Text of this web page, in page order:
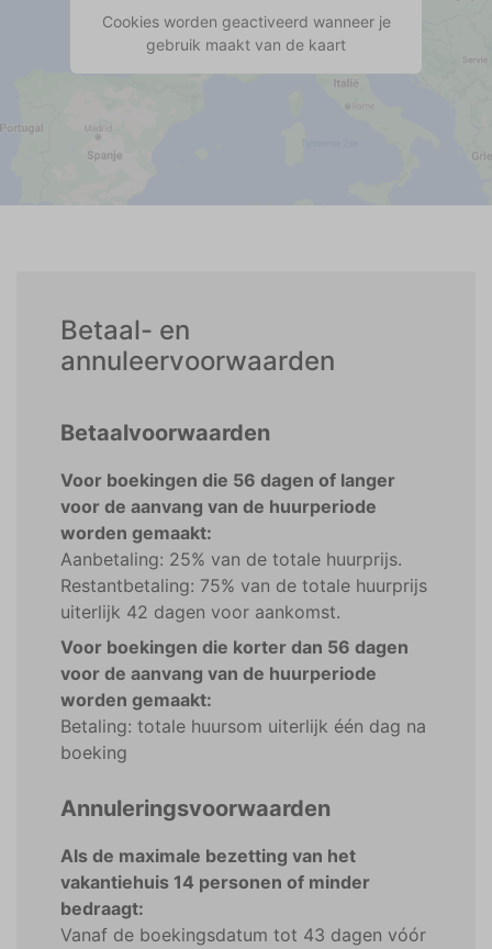
Cookies worden geactiveerd wanneer je
gebruik maakt van de kaart
Betaal- en
annuleervoorwaarden
Betaalvoorwaarden
Voor boekingen die 56 dagen of langer
voor de aanvang van de huurperiode
worden gemaakt:
Aanbetaling: 25% van de totale huurprijs.
Restantbetaling: 75% van de totale huurprijs
uiterlijk 42 dagen voor aankomst.
Voor boekingen die korter dan 56 dagen
voor de aanvang van de huurperiode
worden gemaakt:
Betaling: totale huursom uiterlijk één dag na
boeking
Annuleringsvoorwaarden
Als de maximale bezetting van het
vakantiehuis 14 personen of minder
bedraagt:
Vanaf de boekingsdatum tot 43 dagen vóór